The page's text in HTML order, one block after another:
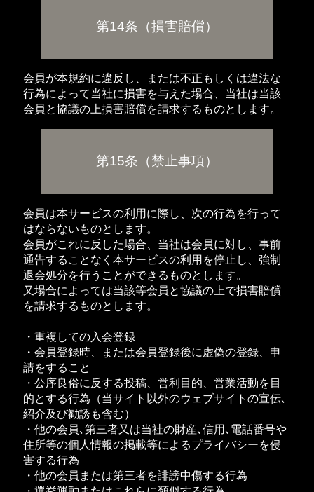
第14条（損害賠償）
会員が本規約に違反し、または不正もしくは違法な
行為によって当社に損害を与えた場合、当社は当該
会員と協議の上損害賠償を請求するものとします。
第15条（禁止事項）
会員は本サービスの利用に際し、次の行為を行って
はならないものとします。
会員がこれに反した場合、当社は会員に対し、事前
通告することなく本サービスの利用を停止し、強制
退会処分を行うことができるものとします。
又場合によっては当該等会員と協議の上で損害賠償
を請求するものとします。
・重複しての入会登録
・会員登録時、または会員登録後に虚偽の登録、申
請をすること
・公序良俗に反する投稿、営利目的、営業活動を目
的とする行為（当サイト以外のウェブサイトの宣伝､
紹介及び勧誘も含む）
・他の会員､第三者又は当社の財産､信用､電話番号や
住所等の個人情報の掲載等によるプライバシーを侵
害する行為
・他の会員または第三者を誹謗中傷する行為